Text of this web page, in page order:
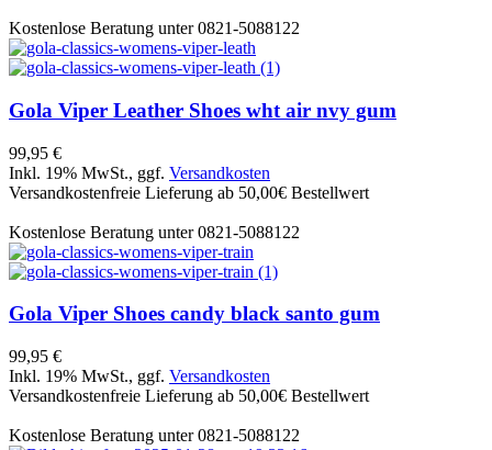
Kostenlose Beratung unter 0821-5088122
Gola Viper Leather Shoes wht air nvy gum
99,95 €
Inkl. 19% MwSt., ggf. Versandkosten
Versandkostenfreie Lieferung ab 50,00€ Bestellwert
Kostenlose Beratung unter 0821-5088122
Gola Viper Shoes candy black santo gum
99,95 €
Inkl. 19% MwSt., ggf. Versandkosten
Versandkostenfreie Lieferung ab 50,00€ Bestellwert
Kostenlose Beratung unter 0821-5088122